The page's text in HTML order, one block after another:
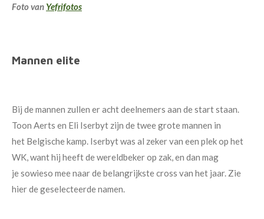
Foto van Yefrifotos
Mannen elite
Bij de mannen zullen er acht deelnemers aan de start staan.
Toon Aerts en Eli Iserbyt zijn de twee grote mannen in
het Belgische kamp. Iserbyt was al zeker van een plek op het
WK, want hij heeft de wereldbeker op zak, en dan mag
je sowieso mee naar de belangrijkste cross van het jaar. Zie
hier de geselecteerde namen.